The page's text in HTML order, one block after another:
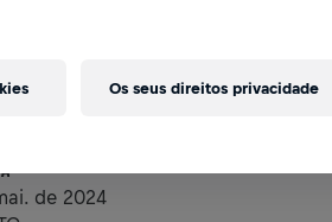
de 2024
Os seus direitos privacidade